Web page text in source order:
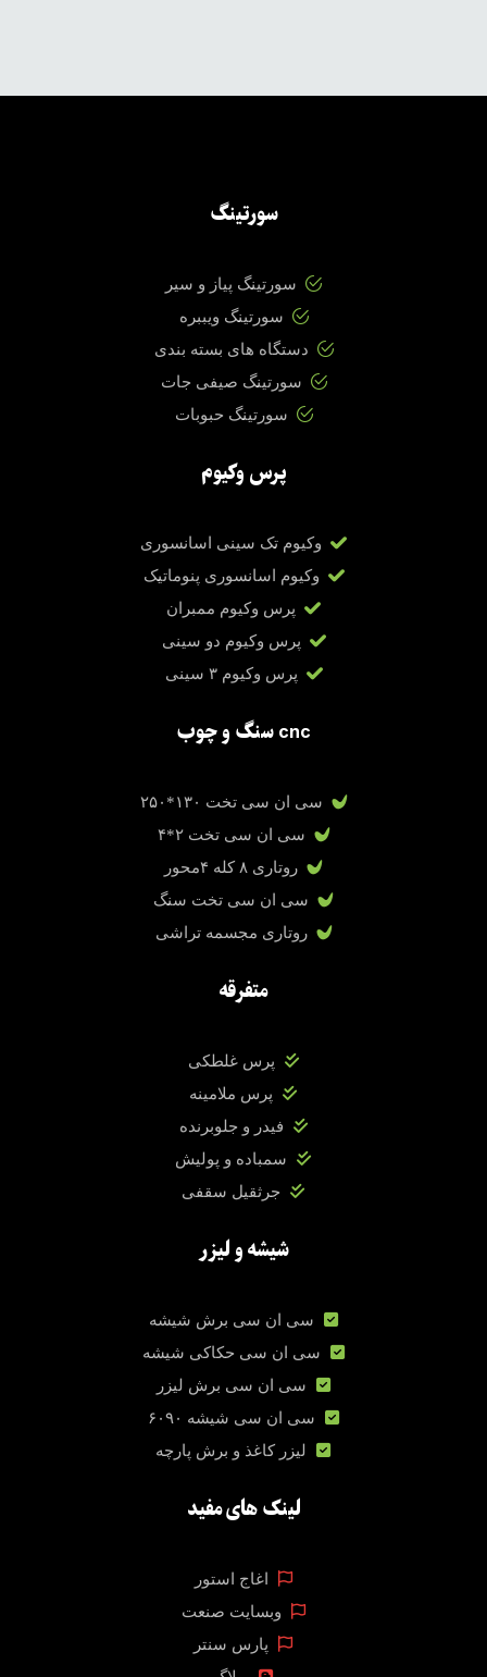
سورتینگ
سورتینگ پیاز و سیر
سورتینگ ویببره
دستگاه های بسته بندی
سورتینگ صیفی جات
سورتینگ حبوبات
پرس وکیوم
وکیوم تک سینی اسانسوری
وکیوم اسانسوری پنوماتیک
پرس وکیوم ممبران
پرس وکیوم دو سینی
پرس وکیوم ۳ سینی
cnc سنگ و چوب
سی ان سی تخت ۱۳۰*۲۵۰
سی ان سی تخت ۲*۴
روتاری ۸ کله ۴محور
سی ان سی تخت سنگ
روتاری مجسمه تراشی
متفرقه
پرس غلطکی
پرس ملامینه
فیدر و جلوبرنده
سمباده و پولیش
جرثقیل سقفی
شیشه و لیزر
سی ان سی برش شیشه
سی ان سی حکاکی شیشه
سی ان سی برش لیزر
سی ان سی شیشه ۶۰۹۰
لیزر کاغذ و برش پارچه
لینک های مفید
اغاج استور
وبسایت صنعت
پارس سنتر